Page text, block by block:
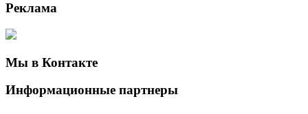
Реклама
Мы в Контакте
Информационные партнеры